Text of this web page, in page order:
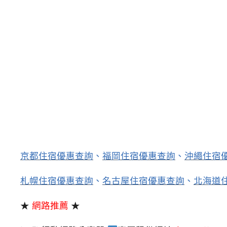
京都住宿優惠查詢 、 福岡住宿優惠查詢 、 沖繩住宿
札幌住宿優惠查詢 、 名古屋住宿優惠查詢 、 北海道
★ 網路推薦 ★